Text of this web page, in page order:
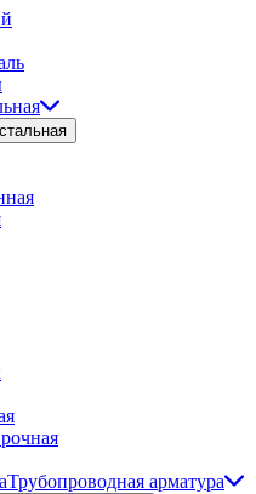
Трубопроводная арматура